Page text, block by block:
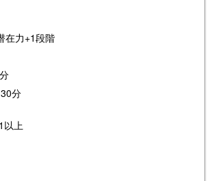
在力+1段階
分
以上